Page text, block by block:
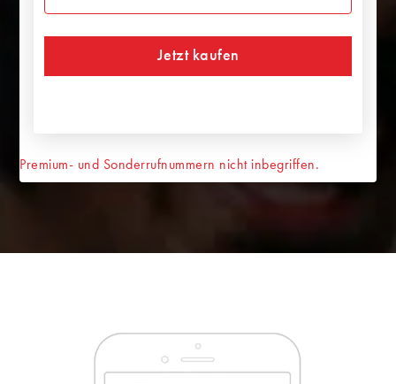
Jetzt kaufen
Premium- und Sonderrufnummern nicht inbegriffen.